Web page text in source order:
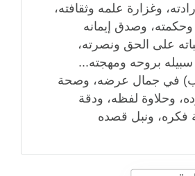
وغزارة علمه وثقافته،
وصدق إيمانه
على الحق ونصرته،
بروحه ومهجته...
في جمال عرضه، وصحة
وحلاوة لفظه، ودقة
فكره، ونبل قصده